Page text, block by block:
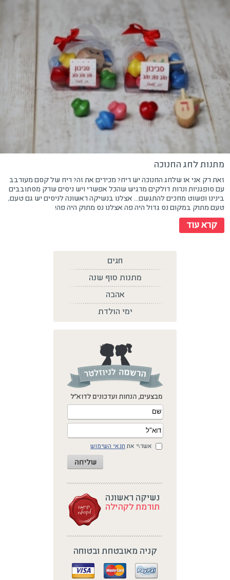
חגים
מתנות סוף שנה
אהבה
ימי הולדת
אשר\י את תנאי השימוש
מתנות לחג החנוכה
זאת רק אני או שלחג החנוכה יש ריח? מכירים את זה? ריח של קסם מעורבב
עם סופגניות ונרות דולקים מרגיש שהכל אפשרי ויש ניסים שרק מסתובבים
בינינו ופשוט מחכים להתגשם... אצלנו בנשיקה ראשונה לניסים יש גם טעם,
טעם מתוק במקום נס גדול היה פה אצלנו נס מתוק היה פה!
קרא עוד